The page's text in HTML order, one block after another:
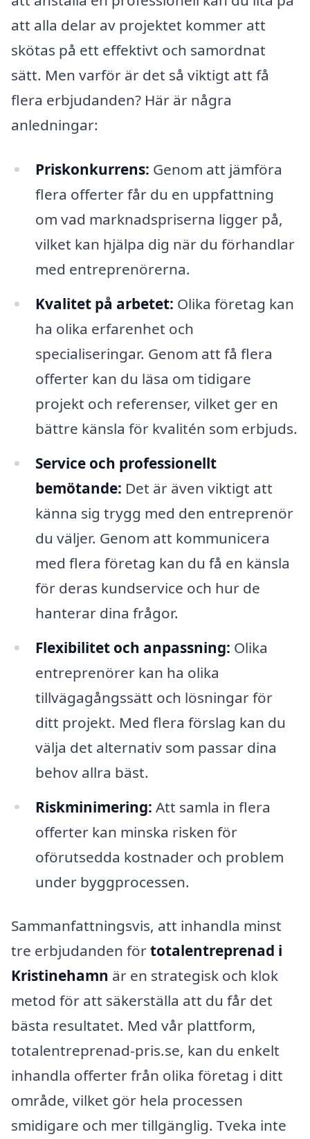
att alla delar av projektet kommer att
skötas på ett effektivt och samordnat
sätt. Men varför är det så viktigt att få
flera erbjudanden? Här är några
anledningar:
Priskonkurrens: Genom att jämföra
flera offerter får du en uppfattning
om vad marknadspriserna ligger på,
vilket kan hjälpa dig när du förhandlar
med entreprenörerna.
Kvalitet på arbetet: Olika företag kan
ha olika erfarenhet och
specialiseringar. Genom att få flera
offerter kan du läsa om tidigare
projekt och referenser, vilket ger en
bättre känsla för kvalitén som erbjuds.
Service och professionellt
bemötande: Det är även viktigt att
känna sig trygg med den entreprenör
du väljer. Genom att kommunicera
med flera företag kan du få en känsla
för deras kundservice och hur de
hanterar dina frågor.
Flexibilitet och anpassning: Olika
entreprenörer kan ha olika
tillvägagångssätt och lösningar för
ditt projekt. Med flera förslag kan du
välja det alternativ som passar dina
behov allra bäst.
Riskminimering: Att samla in flera
offerter kan minska risken för
oförutsedda kostnader och problem
under byggprocessen.
Sammanfattningsvis, att inhandla minst
tre erbjudanden förtotalentreprenad i
Kristinehamn är en strategisk och klok
metod för att säkerställa att du får det
bästa resultatet. Med vår plattform,
totalentreprenad-pris.se, kan du enkelt
inhandla offerter från olika företag i ditt
område, vilket gör hela processen
smidigare och mer tillgänglig. Tveka inte